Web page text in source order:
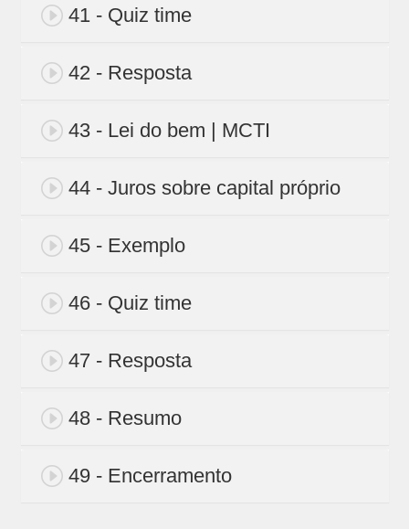
41 - Quiz time
42 - Resposta
43 - Lei do bem | MCTI
44 - Juros sobre capital próprio
45 - Exemplo
46 - Quiz time
47 - Resposta
48 - Resumo
49 - Encerramento